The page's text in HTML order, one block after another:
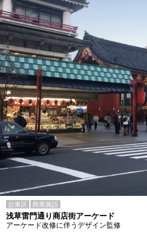
台東区 商業施設
浅草雷門通り商店街アーケード
アーケード改修に伴うデザイン監修